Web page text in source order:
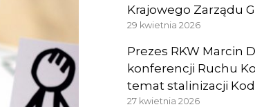
Krajowego Zarządu
29 kwietnia 2026
Prezes RKW Marcin
konferencji Ruchu
temat stalinizacji
27 kwietnia 2026